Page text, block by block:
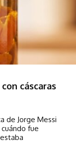
cáscaras
de Jorge Messi
fue